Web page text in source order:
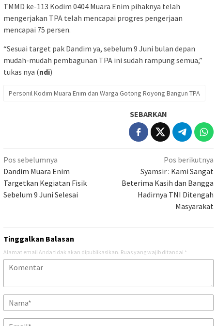
TMMD ke-113 Kodim 0404 Muara Enim pihaknya telah
mengerjakan TPA telah mencapai progres pengerjaan
mencapai 75 persen.
“Sesuai target pak Dandim ya, sebelum 9 Juni bulan depan
mudah-mudah pembagunan TPA ini sudah rampung semua,”
tukas nya (ndi)
Personil Kodim Muara Enim dan Warga Gotong Royong Bangun TPA
SEBARKAN
Navigasi
pos
Pos sebelumnya
Dandim Muara Enim
Targetkan Kegiatan Fisik
Sebelum 9 Juni Selesai
Pos berikutnya
Syamsir : Kami Sangat
Beterima Kasih dan Bangga
Hadirnya TNI Ditengah
Masyarakat
Tinggalkan Balasan
Alamat email Anda tidak akan dipublikasikan. Ruas yang wajib ditandai *